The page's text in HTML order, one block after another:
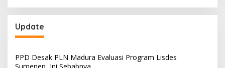
Update
PPD Desak PLN Madura Evaluasi Program Lisdes